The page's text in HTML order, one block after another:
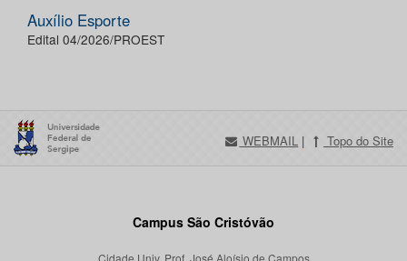
Auxílio Esporte
Edital 04/2026/PROEST
WEBMAIL | Topo do Site
Campus São Cristóvão